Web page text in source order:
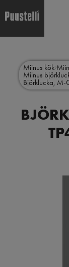
contentmenu
sv
Miinus kök
Miinus
Björklucka, M-